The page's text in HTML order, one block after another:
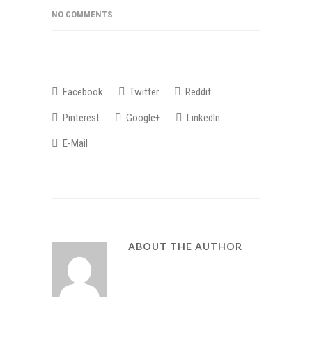
NO COMMENTS
Facebook Twitter Reddit
Pinterest Google+ LinkedIn
E-Mail
ABOUT THE AUTHOR